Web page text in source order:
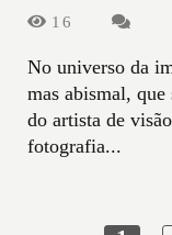
16
No universo da
mas abismal, que
do artista de
fotografia...